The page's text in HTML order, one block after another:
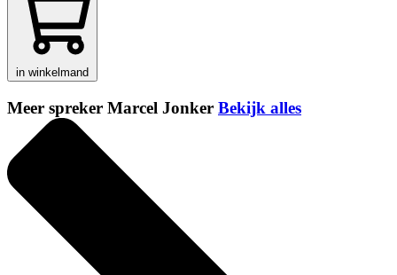
in winkelmand
Meer spreker Marcel Jonker Bekijk alles